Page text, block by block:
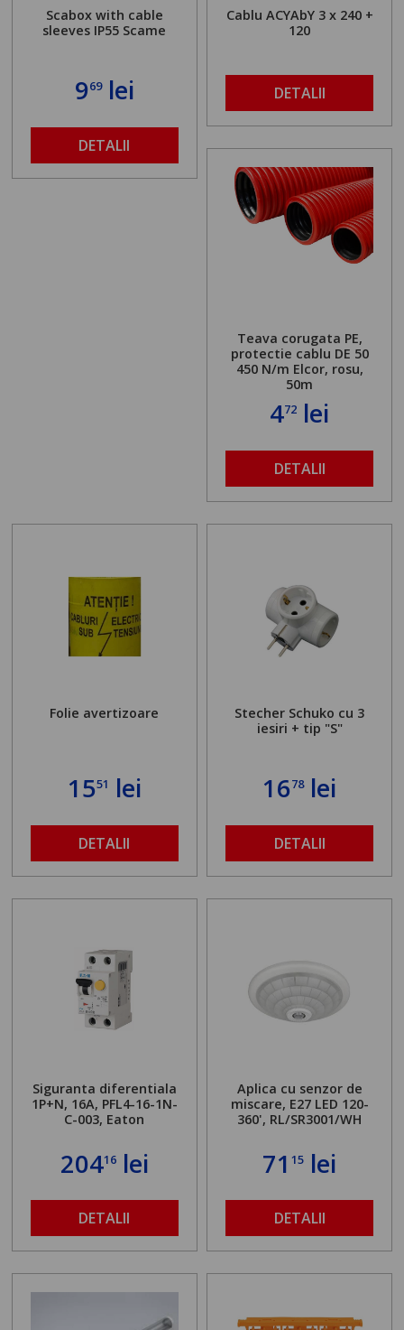
Scabox with cable
sleeves IP55 Scame
969lei
DETALII
Cablu ACYAbY 3 x 240 +
120
DETALII
Teava corugata PE,
protectie cablu DE 50
450 N/m Elcor, rosu,
50m
472 lei
DETALII
Folie avertizoare
1551 lei
DETALII
Stecher Schuko cu 3
iesiri + tip "S"
1678lei
DETALII
Siguranta diferentiala
1P+N, 16A, PFL4-16-1N-
C-003, Eaton
20416lei
DETALII
Aplica cu senzor de
miscare, E27 LED 120-
360', RL/SR3001/WH
7115 lei
DETALII